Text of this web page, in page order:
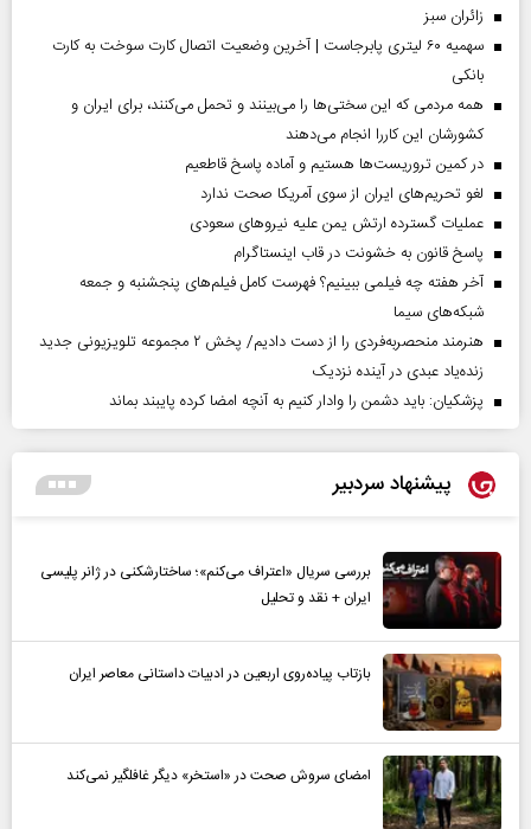
‌زائران سبز
سهمیه ۶۰ لیتری پابرجاست | آخرین وضعیت اتصال کارت سوخت به کارت
بانکی
همه مردمی که این سختی‌ها را می‌بینند و تحمل می‌کنند، برای ایران و
کشورشان این کاررا انجام می‌دهند
در کمین تروریست‌ها هستیم و آماده پاسخ قاطعیم
لغو تحریم‌های ایران از سوی آمریکا صحت ندارد
عملیات گسترده ارتش یمن علیه نیروهای سعودی
پاسخ قانون به خشونت در قاب اینستاگرام
آخر هفته چه فیلمی ببینیم؟ فهرست کامل فیلم‌های پنجشنبه و جمعه
شبکه‌های سیما
هنرمند منحصر‌به‌فردی را از دست دادیم/ پخش ۲ مجموعه تلویزیونی جدید
زنده‌یاد عبدی در آینده نزدیک
پزشکیان: باید دشمن را وادار کنیم به آنچه امضا کرده پایبند بماند
پیشنهاد سردبیر
بررسی سریال «اعتراف می‌کنم»؛ ساختارشکنی در ژانر پلیسی
ایران + نقد و تحلیل
بازتاب پیاده‌روی اربعین در ادبیات داستانی معاصر ایران
امضای سروش صحت در «استخر» دیگر غافلگیر نمی‌کند